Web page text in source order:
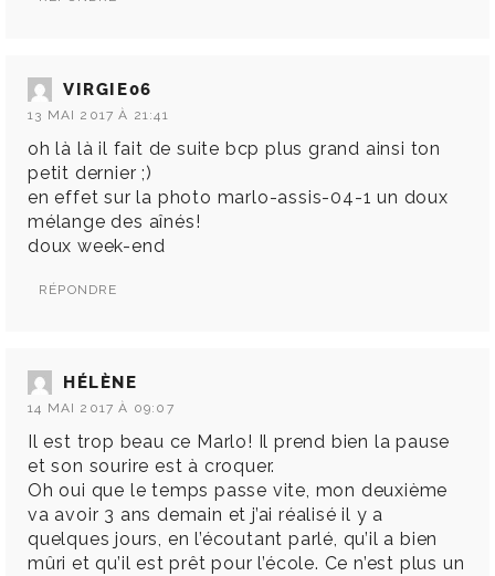
VIRGIE06
13 MAI 2017 À 21:41
oh là là il fait de suite bcp plus grand ainsi ton
petit dernier ;)
en effet sur la photo marlo-assis-04-1 un doux
mélange des aînés!
doux week-end
RÉPONDRE
HÉLÈNE
14 MAI 2017 À 09:07
Il est trop beau ce Marlo! Il prend bien la pause
et son sourire est à croquer.
Oh oui que le temps passe vite, mon deuxième
va avoir 3 ans demain et j’ai réalisé il y a
quelques jours, en l’écoutant parlé, qu’il a bien
mûri et qu’il est prêt pour l’école. Ce n’est plus un